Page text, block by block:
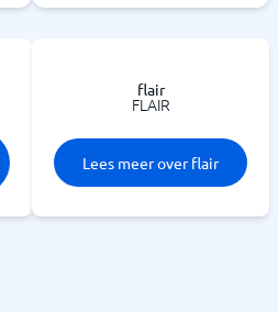
flair
FLAIR
Lees meer over flair